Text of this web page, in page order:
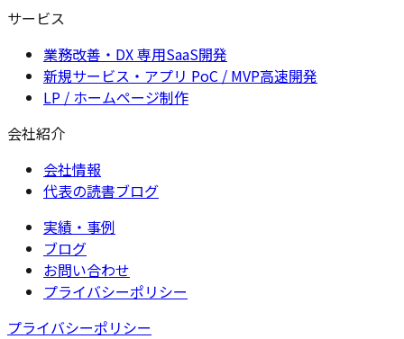
サービス
業務改善・DX 専用SaaS開発
新規サービス・アプリ PoC / MVP高速開発
LP / ホームページ制作
会社紹介
会社情報
代表の読書ブログ
実績・事例
ブログ
お問い合わせ
プライバシーポリシー
プライバシーポリシー